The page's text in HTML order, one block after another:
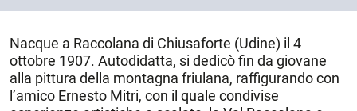
Nacque a Raccolana di Chiusaforte (Udine) il 4
ottobre 1907. Autodidatta, si dedicò fin da giovane
alla pittura della montagna friulana, raffigurando con
l’amico Ernesto Mitri, con il quale condivise